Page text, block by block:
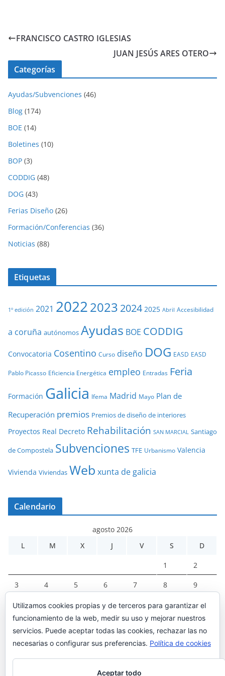
FRANCISCO CASTRO IGLESIAS
JUAN JESÚS ARES OTERO
Categorías
Ayudas/Subvenciones (46)
Blog (174)
BOE (14)
Boletines (10)
BOP (3)
CODDIG (48)
DOG (43)
Ferias Diseño (26)
Formación/Conferencias (36)
Noticias (88)
Etiquetas
1º edición 2021 20222023 2024 2025 Abril Accesibilidad
a coruña autónomos Ayudas BOE CODDIG
Convocatoria Cosentino Curso diseño DOG EASD EASD
Pablo Picasso Eficiencia Energética empleo Entradas Feria
Formación Galicia Ifema Madrid Mayo Plan de
Recuperación premios Premios de diseño de interiores
Proyectos Real Decreto Rehabilitación SAN MARCIAL Santiago
de Compostela Subvenciones TFE Urbanismo Valencia
Vivienda Viviendas Web xunta de galicia
Calendario
agosto 2026
L
M X J V S D
1 2
3 4 5 6 7 8 9
10 11 12 13 14 15 16
17 18 19 20 21 22 23
24 25 26 27 28 29 30
Utilizamos cookies propias y de terceros para garantizar el
funcionamiento de la web, medir su uso y mejorar nuestros
servicios. Puede aceptar todas las cookies, rechazar las no
necesarias o configurar sus preferencias. Política de cookies
Aceptar todo